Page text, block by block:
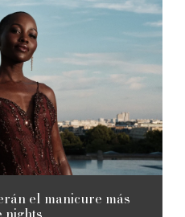
el manicure más